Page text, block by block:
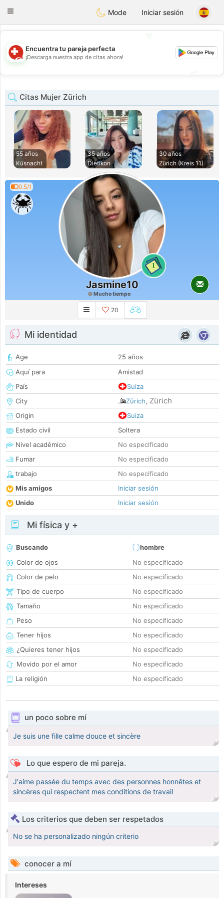
Suissi
Toggle
Mode Iniciar sesión
💖
💕
Encuentra tu pareja perfecta
¡Descarga nuestra app de citas ahora!
Citas Mujer Zürich
55 años
Küsnacht
35 años
Dietikon
30 años
Zürich (Kreis 11)
0.5/1
1
Jasmine10
Mucho tiempo
20
Mi identidad
Age
25 años
Aquí para
Amistad
País
Suiza
City
Zürich, Zürich
Origin
Suiza
Estado civil
Soltera
Nivel académico
No especificado
Fumar
No especificado
trabajo
No especificado
Mis amigos
Iniciar sesión
Unido
Iniciar sesión
Mi física y +
Buscando
hombre
Color de ojos
No especificado
Color de pelo
No especificado
Tipo de cuerpo
No especificado
Tamaño
No especificado
Peso
No especificado
Tener hijos
No especificado
¿Quieres tener hijos
No especificado
Movido por el amor
No especificado
La religión
No especificado
un poco sobre mí
Je suis une fille calme douce et sincère
Lo que espero de mi pareja.
J'aime passée du temps avec des personnes honnêtes et
sincères qui respectent mes conditions de travail
Los criterios que deben ser respetados
No se ha personalizado ningún criterio
conocer a mí
Intereses